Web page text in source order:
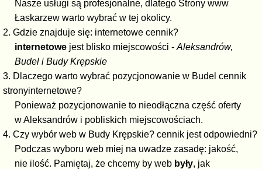
Nasze usługi są profesjonalne, dlatego Strony www
Łaskarzew warto wybrać w tej okolicy.
2. Gdzie znajduje się: internetowe cennik?
internetowe jest blisko miejscowości - Aleksandrów,
Budel i Budy Krępskie
3. Dlaczego warto wybrać pozycjonowanie w Budel cennik
stronyinternetowe?
Ponieważ pozycjonowanie to nieodłączna część oferty
w Aleksandrów i pobliskich miejscowościach.
4. Czy wybór web w Budy Krępskie? cennik jest odpowiedni?
Podczas wyboru web miej na uwadze zasadę: jakość,
nie ilość. Pamiętaj, że chcemy by web były, jak